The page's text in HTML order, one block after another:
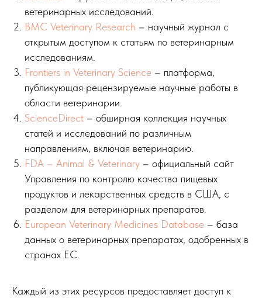
ветеринарных исследований.
BMC Veterinary Research – научный журнал с
открытым доступом к статьям по ветеринарным
исследованиям.
Frontiers in Veterinary Science – платформа,
публикующая рецензируемые научные работы в
области ветеринарии.
ScienceDirect – обширная коллекция научных
статей и исследований по различным
направлениям, включая ветеринарию.
FDA – Animal & Veterinary – официальный сайт
Управления по контролю качества пищевых
продуктов и лекарственных средств в США, с
разделом для ветеринарных препаратов.
European Veterinary Medicines Database – база
данных о ветеринарных препаратах, одобренных в
странах ЕС.
Каждый из этих ресурсов предоставляет доступ к